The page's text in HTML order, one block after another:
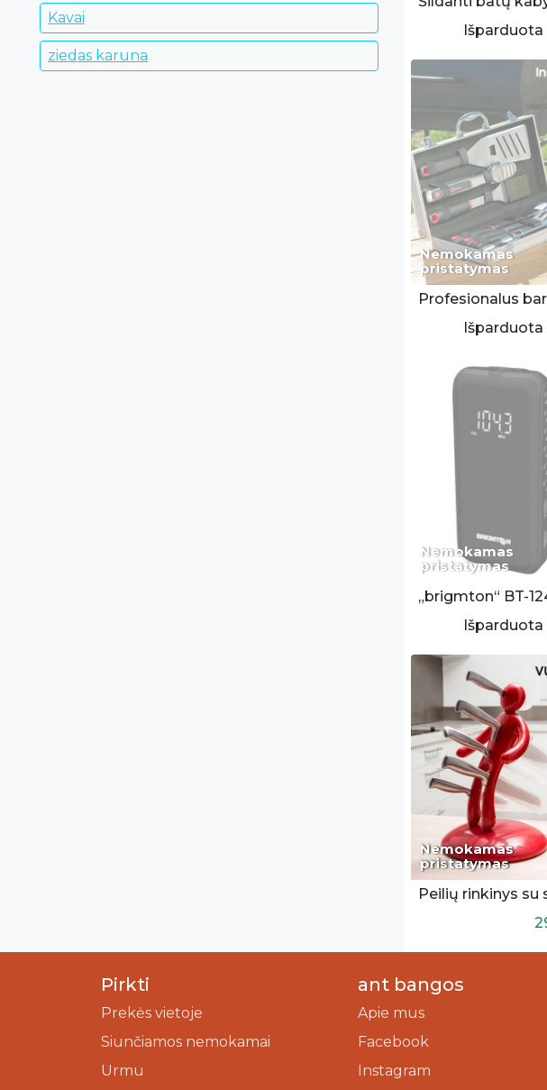
Kavai
ziedas karuna
Išparduota
Nemokamas
pristatymas
Išparduota
Nemokamas
pristatymas
Išparduota
Nemokamas
pristatymas
Pirkti
Prekės vietoje
Siunčiamos nemokamai
Urmu
ant bangos
Apie mus
Facebook
Instagram